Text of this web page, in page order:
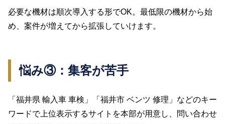
必要な機材は順次導入する形でOK。最低限の機材から始
め、案件が増えてから拡張していけます。
悩み③：集客が苦手
「福井県 輸入車 車検」「福井市 ベンツ 修理」などのキー
ワードで上位表示するサイトを本部が用意し、問い合わせ